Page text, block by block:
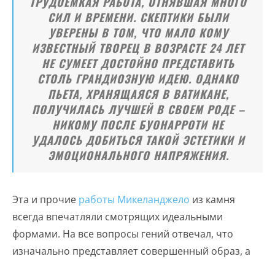
СИЛ И ВРЕМЕНИ. СКЕПТИКИ БЫЛИ
УВЕРЕНЫ В ТОМ, ЧТО МАЛО КОМУ
ИЗВЕСТНЫЙ ТВОРЕЦ В ВОЗРАСТЕ 24 ЛЕТ
НЕ СУМЕЕТ ДОСТОЙНО ПРЕДСТАВИТЬ
СТОЛЬ ГРАНДИОЗНУЮ ИДЕЮ. ОДНАКО
ПЬЕТА, ХРАНЯЩАЯСЯ В ВАТИКАНЕ,
ПОЛУЧИЛАСЬ ЛУЧШЕЙ В СВОЕМ РОДЕ –
НИКОМУ ПОСЛЕ БУОНАРРОТИ НЕ
УДАЛОСЬ ДОБИТЬСЯ ТАКОЙ ЭСТЕТИКИ И
ЭМОЦИОНАЛЬНОГО НАПРЯЖЕНИЯ.
Эта и прочие работы Микеланджело из камня
всегда впечатляли смотрящих идеальными
формами. На все вопросы гений отвечал, что
изначально представляет совершенный образ, а